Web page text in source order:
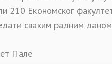
210 Економског
сваким радним
Пале